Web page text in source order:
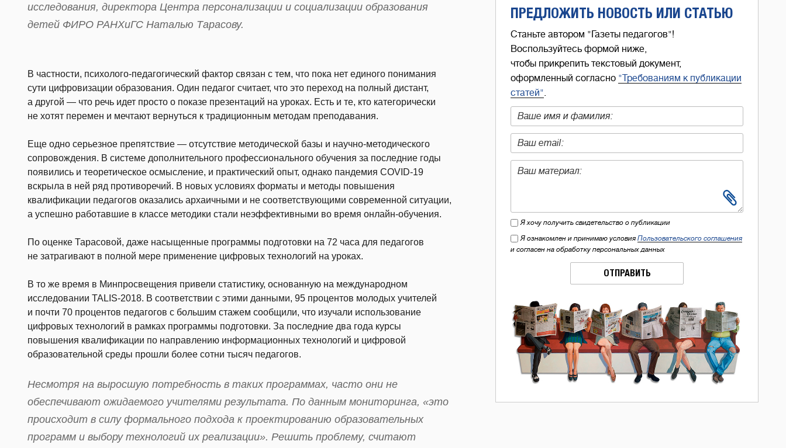
исследования, директора Центра персонализации и социализации образования
детей ФИРО РАНХиГС Наталью Тарасову.
В частности, психолого-педагогический фактор связан с тем, что пока нет единого понимания
сути цифровизации образования. Один педагог считает, что это переход на полный дистант,
а другой — что речь идет просто о показе презентаций на уроках. Есть и те, кто категорически
не хотят перемен и мечтают вернуться к традиционным методам преподавания.
Еще одно серьезное препятствие — отсутствие методической базы и научно-методического
сопровождения. В системе дополнительного профессионального обучения за последние годы
появились и теоретическое осмысление, и практический опыт, однако пандемия COVID-19
вскрыла в ней ряд противоречий. В новых условиях форматы и методы повышения
квалификации педагогов оказались архаичными и не соответствующими современной ситуации,
а успешно работавшие в классе методики стали неэффективными во время онлайн-обучения.
По оценке Тарасовой, даже насыщенные программы подготовки на 72 часа для педагогов
не затрагивают в полной мере применение цифровых технологий на уроках.
В то же время в Минпросвещения привели статистику, основанную на международном
исследовании TALIS-2018. В соответствии с этими данными, 95 процентов молодых учителей
и почти 70 процентов педагогов с большим стажем сообщили, что изучали использование
цифровых технологий в рамках программы подготовки. За последние два года курсы
повышения квалификации по направлению информационных технологий и цифровой
образовательной среды прошли более сотни тысяч педагогов.
Несмотря на выросшую потребность в таких программах, часто они не
обеспечивают ожидаемого учителями результата. По данным мониторинга, «это
происходит в силу формального подхода к проектированию образовательных
программ и выбору технологий их реализации». Решить проблему, считают
ПРЕДЛОЖИТЬ НОВОСТЬ ИЛИ СТАТЬЮ
Станьте автором "Газеты педагогов"!
Воспользуйтесь формой ниже,
чтобы прикрепить текстовый документ,
оформленный согласно "Требованиям к публикации
статей".
Я хочу получить свидетельство о публикации
Я ознакомлен и принимаю условия Пользовательского соглашения
и согласен на обработку персональных данных
ОТПРАВИТЬ